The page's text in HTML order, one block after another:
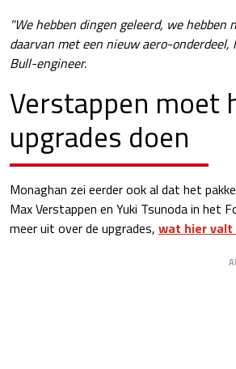
"We hebben dingen geleerd, we
daarvan met een nieuw aero-
Bull-engineer.
Verstappen moet
upgrades doen
Monaghan zei eerder ook al dat het
Max Verstappen en Yuki Tsunoda in het
meer uit over de upgrades, wat hier valt